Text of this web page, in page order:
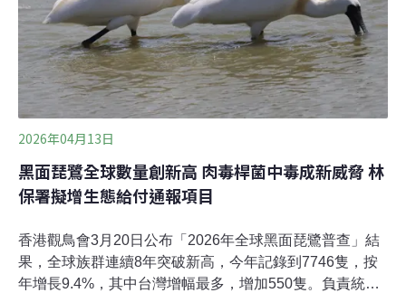
台南400年海岸線的變遷。過去，民間團體缺乏直接認養
國有鹽田濕地的法源。直到國有財產署訂定「邊際土地認
養作業規定」，同意保育團體可一次認養六年。國產署署
長曾國基表示，他們參考生
2026年04月13日
黑面琵鷺全球數量創新高 肉毒桿菌中毒成新威脅 林
保署擬增生態給付通報項目
香港觀鳥會3月20日公布「2026年全球黑面琵鷺普查」結
果，全球族群連續8年突破新高，今年記錄到7746隻，按
年增長9.4%，其中台灣增幅最多，增加550隻。負責統整